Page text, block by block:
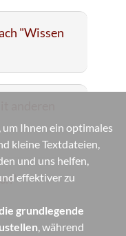
Ihnen ein optimales
kleine Textdateien,
und uns helfen,
effektiver zu
grundlegende
, während
"Wissen
anderen